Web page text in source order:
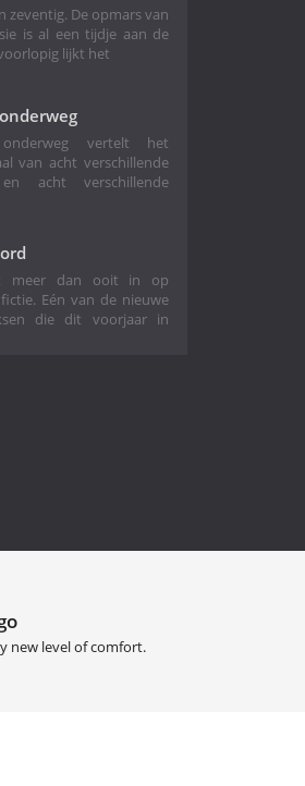
zeventig. De opmars van
is al een tijdje aan de
lijkt het
onderweg vertelt het
van acht verschillende
acht verschillende
meer dan ooit in op
Eén van de nieuwe
die dit voorjaar in
new level of comfort.